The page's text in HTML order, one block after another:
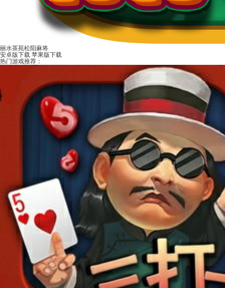
丽水茶苑松阳麻将
安卓版下载 苹果版下载
热门游戏推荐：